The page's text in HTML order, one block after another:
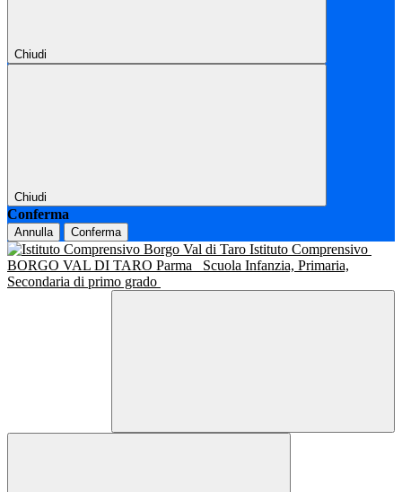
Chiudi
Chiudi
Conferma
Annulla Conferma
Istituto Comprensivo
BORGO VAL DI TARO Parma
Scuola Infanzia, Primaria,
Secondaria di primo grado